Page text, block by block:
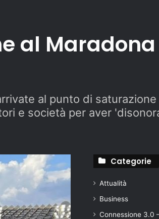
al
al punto di
e società per aver
Categorie
Attualità
Business
Connessione 3.0